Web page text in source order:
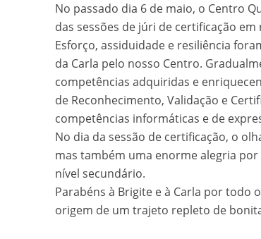
No passado dia 6 de maio, o Centro
das sessões de júri de certificação
Esforço, assiduidade e resiliência
da Carla pelo nosso Centro.
competências adquiridas e
de Reconhecimento, Validação e
competências informáticas e de
No dia da sessão de certificação, o
mas também uma enorme alegria
nível secundário.
Parabéns à Brigite e à Carla por todo
origem de um trajeto repleto de